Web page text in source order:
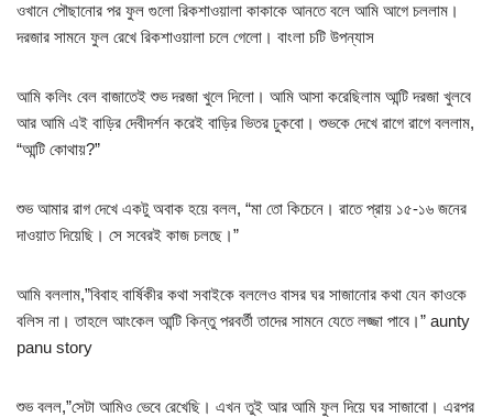
ওখানে পৌছানোর পর ফুল গুলো রিকশাওয়ালা কাকাকে আনতে বলে আমি আগে চললাম।
দরজার সামনে ফুল রেখে রিকশাওয়ালা চলে গেলো। বাংলা চটি উপন্যাস
আমি কলিং বেল বাজাতেই শুভ দরজা খুলে দিলো। আমি আসা করেছিলাম আন্টি দরজা খুলবে
আর আমি এই বাড়ির দেবীদর্শন করেই বাড়ির ভিতর ঢুকবো। শুভকে দেখে রাগে রাগে বললাম,
“আন্টি কোথায়?”
শুভ আমার রাগ দেখে একটু অবাক হয়ে বলল, “মা তো কিচেনে। রাতে প্রায় ১৫-১৬ জনের
দাওয়াত দিয়েছি। সে সবেরই কাজ চলছে।”
আমি বললাম,”বিবাহ বার্ষিকীর কথা সবাইকে বললেও বাসর ঘর সাজানোর কথা যেন কাওকে
বলিস না। তাহলে আংকেল আন্টি কিন্তু পরবর্তী তাদের সামনে যেতে লজ্জা পাবে।” aunty
panu story
শুভ বলল,”সেটা আমিও ভেবে রেখেছি। এখন তুই আর আমি ফুল দিয়ে ঘর সাজাবো। এরপর